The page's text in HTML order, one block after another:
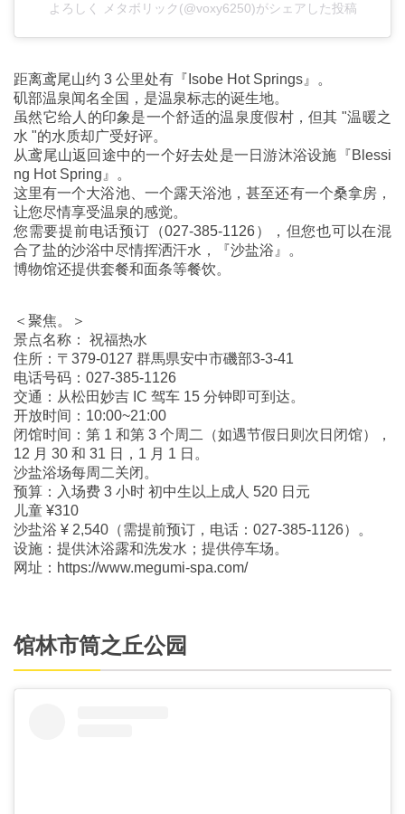
よろしく メタボリック(@voxy6250)がシェアした投稿
距离鸢尾山约 3 公里处有『Isobe Hot Springs』。
矶部温泉闻名全国，是温泉标志的诞生地。
虽然它给人的印象是一个舒适的温泉度假村，但其 "温暖之
水 "的水质却广受好评。
从鸢尾山返回途中的一个好去处是一日游沐浴设施『Blessi
ng Hot Spring』。
这里有一个大浴池、一个露天浴池，甚至还有一个桑拿房，
让您尽情享受温泉的感觉。
您需要提前电话预订（027-385-1126），但您也可以在混
合了盐的沙浴中尽情挥洒汗水，『沙盐浴』。
博物馆还提供套餐和面条等餐饮。
＜聚焦。＞
景点名称： 祝福热水
住所：〒379-0127 群馬県安中市磯部3-3-41
电话号码：027-385-1126
交通：从松田妙吉 IC 驾车 15 分钟即可到达。
开放时间：10:00~21:00
闭馆时间：第 1 和第 3 个周二（如遇节假日则次日闭馆），
12 月 30 和 31 日，1 月 1 日。
沙盐浴场每周二关闭。
预算：入场费 3 小时 初中生以上成人 520 日元
儿童 ¥310
沙盐浴 ¥ 2,540（需提前预订，电话：027-385-1126）。
设施：提供沐浴露和洗发水；提供停车场。
网址：https://www.megumi-spa.com/
馆林市筒之丘公园